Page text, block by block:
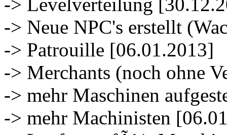
-> Neue NPC's erstellt
-> Patrouille [06.01.2013]
-> Merchants (noch ohne
-> mehr Maschinen
-> mehr Machinisten